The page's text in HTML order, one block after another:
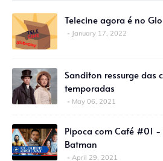
Telecine agora é no
January 17, 2022
Sanditon ressurge das
temporadas
May 06, 2021
Pipoca com Café #01
Batman
April 29, 2021